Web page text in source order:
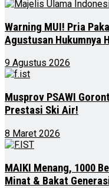
Warning MUI! Pria
Agustusan Hukumnya
9 Agustus 2026
Musprov PSAWI
Prestasi Ski Air!
8 Maret 2026
MAIKI Menang, 1000
Minat & Bakat